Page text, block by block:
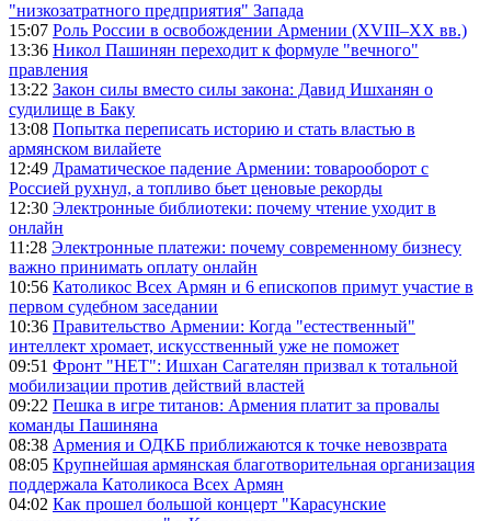
"низкозатратного предприятия" Запада
15:07 Роль России в освобождении Армении (XVIII–XX вв.)
13:36 Никол Пашинян переходит к формуле "вечного"
правления
13:22 Закон силы вместо силы закона: Давид Ишханян о
судилище в Баку
13:08 Попытка переписать историю и стать властью в
армянском вилайете
12:49 Драматическое падение Армении: товарооборот с
Россией рухнул, а топливо бьет ценовые рекорды
12:30 Электронные библиотеки: почему чтение уходит в
онлайн
11:28 Электронные платежи: почему современному бизнесу
важно принимать оплату онлайн
10:56 Католикос Всех Армян и 6 епископов примут участие в
первом судебном заседании
10:36 Правительство Армении: Когда "естественный"
интеллект хромает, искусственный уже не поможет
09:51 Фронт "НЕТ": Ишхан Сагателян призвал к тотальной
мобилизации против действий властей
09:22 Пешка в игре титанов: Армения платит за провалы
команды Пашиняна
08:38 Армения и ОДКБ приближаются к точке невозврата
08:05 Крупнейшая армянская благотворительная организация
поддержала Католикоса Всех Армян
04:02 Как прошел большой концерт "Карасунские